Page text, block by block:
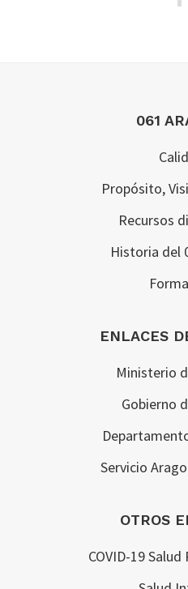
061
Propósito,
Recursos
Historia del
ENLACES
Ministerio
Gobierno
Servicio
OTROS
COVID-19